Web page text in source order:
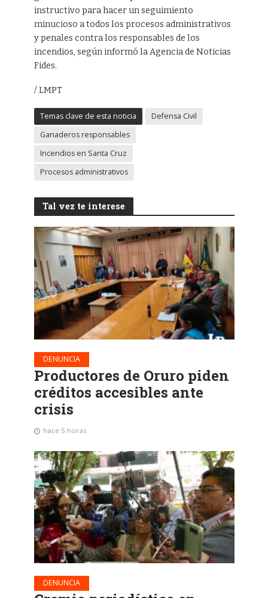
instructivo para hacer un seguimiento
minucioso a todos los procesos administrativos
y penales contra los responsables de los
incendios, según informó la Agencia de Noticias
Fides.
/ LMPT
Temas clave de esta noticia
Defensa Civil
Ganaderos responsables
Incendios en Santa Cruz
Procesos administrativos
Tal vez te interese
DENUNCIA
Productores de Oruro piden
créditos accesibles ante
crisis
hace 5 horas
DENUNCIA